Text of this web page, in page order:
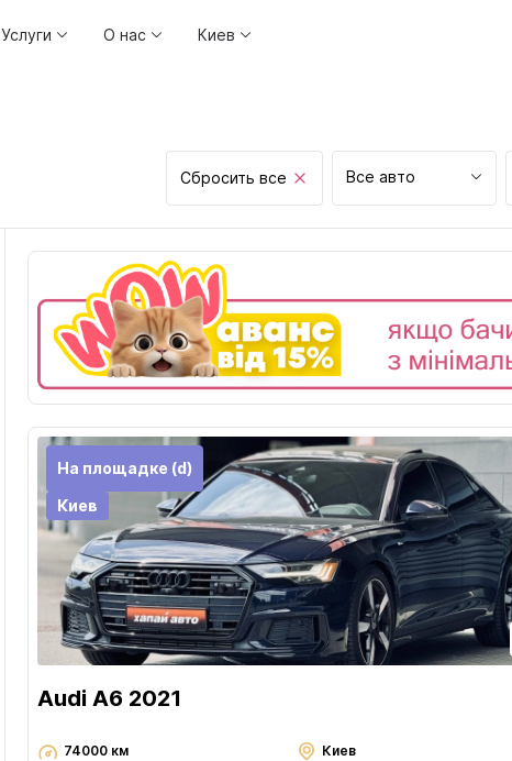
Услуги О нас Киев
Сбросить все Все авто
На площадке (d)
Киев
Audi A6 2021
74000 км
Киев